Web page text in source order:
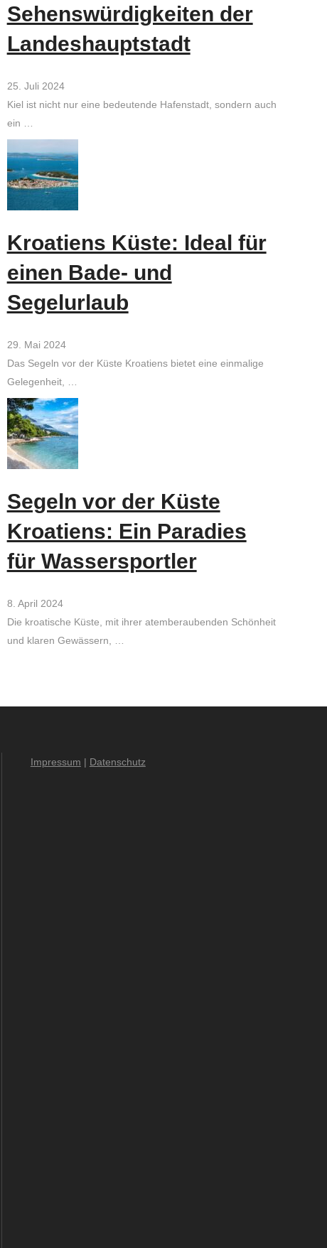
Sehenswürdigkeiten der
Landeshauptstadt
25. Juli 2024
Kiel ist nicht nur eine bedeutende Hafenstadt, sondern auch
ein …
Kroatiens Küste: Ideal für
einen Bade- und
Segelurlaub
29. Mai 2024
Das Segeln vor der Küste Kroatiens bietet eine einmalige
Gelegenheit, …
Segeln vor der Küste
Kroatiens: Ein Paradies
für Wassersportler
8. April 2024
Die kroatische Küste, mit ihrer atemberaubenden Schönheit
und klaren Gewässern, …
Impressum | Datenschutz